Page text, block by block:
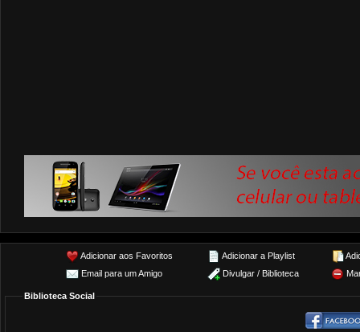
Adicionar aos Favoritos Adicionar a Playlist
Email para um Amigo
Divulgar / Biblioteca
Biblioteca Social